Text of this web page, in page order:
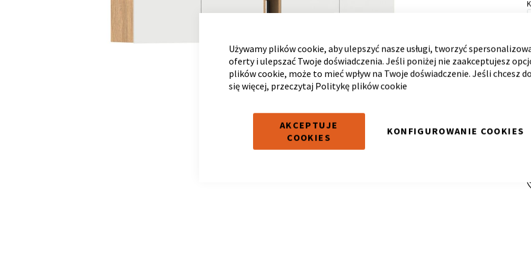
Używamy plików cookie, aby ulepszyć nasze usługi, tworzyć
oferty i ulepszać Twoje doświadczenia. Jeśli poniżej nie zaakceptujesz
plików cookie, może to mieć wpływ na Twoje doświadczenie. Jeśli chcesz
się więcej, przeczytaj Politykę plików cookie
AKCEPTUJE
COOKIES
KONFIGUROWANIE COOKIES